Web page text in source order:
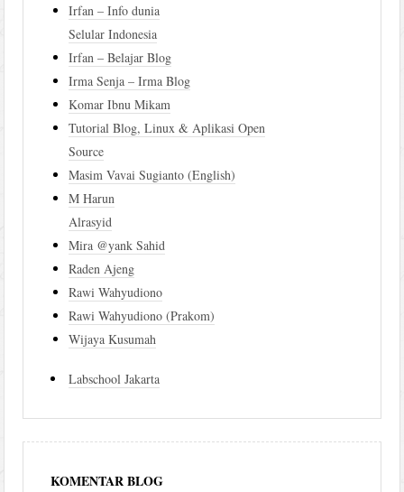
Irfan – Info dunia
Selular Indonesia
Irfan – Belajar Blog
Irma Senja – Irma Blog
Komar Ibnu Mikam
Tutorial Blog, Linux & Aplikasi Open
Source
Masim Vavai Sugianto (English)
M Harun
Alrasyid
Mira @yank Sahid
Raden Ajeng
Rawi Wahyudiono
Rawi Wahyudiono (Prakom)
Wijaya Kusumah
Labschool Jakarta
KOMENTAR BLOG